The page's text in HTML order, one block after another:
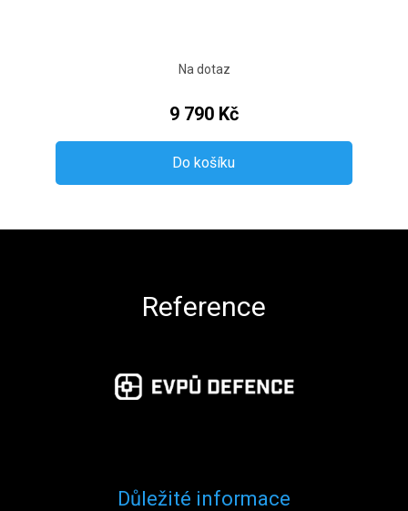
Na dotaz
9 790 Kč
Do košíku
Reference
Důležité informace